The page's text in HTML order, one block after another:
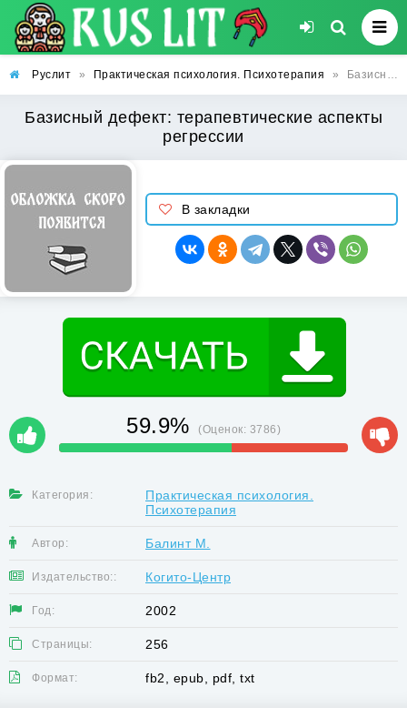
Руслит » Практическая психология. Психотерапия » Базисный дефект: терапевтические аспекты регрессии
Базисный дефект: терапевтические аспекты
регрессии
В закладки
59.9% (Оценок: 3786)
Категория:
Практическая психология.
Психотерапия
Автор: Балинт М.
Издательство:: Когито-Центр
Год: 2002
Страницы: 256
Формат: fb2, epub, pdf, txt